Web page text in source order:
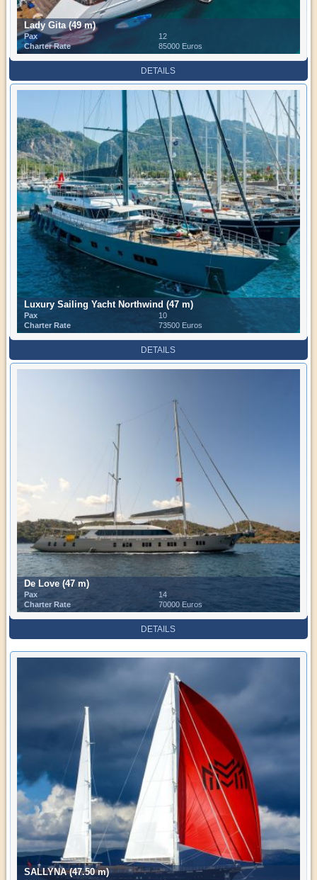
Lady Gita (49 m)
Pax
12
Charter Rate
85000 Euros
DETAILS
Luxury Sailing Yacht Northwind (47 m)
Pax
10
Charter Rate
73500 Euros
DETAILS
De Love (47 m)
Pax
14
Charter Rate
70000 Euros
DETAILS
SALLYNA (47.50 m)